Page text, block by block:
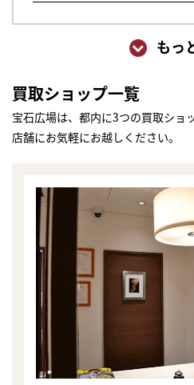
もっ
買取ショップ一覧
宝石広場は、都内に3つの買取ショ
店舗にお気軽にお越しください。